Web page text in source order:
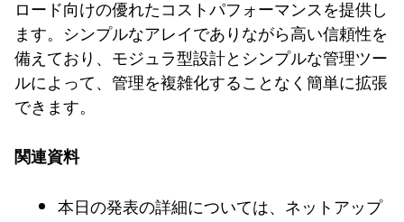
ロード向けの優れたコストパフォーマンスを提供し
ます。シンプルなアレイでありながら高い信頼性を
備えており、モジュラ型設計とシンプルな管理ツー
ルによって、管理を複雑化することなく簡単に拡張
できます。
関連資料
本日の発表の詳細については、ネットアップ